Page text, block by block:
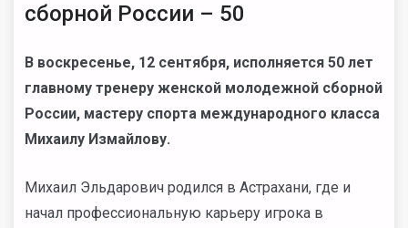
сборной России – 50
В воскресенье, 12 сентября, исполняется 50 лет
главному тренеру женской молодежной сборной
России, мастеру спорта международного класса
Михаилу Измайлову.
Михаил Эльдарович родился в Астрахани, где и
начал профессиональную карьеру игрока в